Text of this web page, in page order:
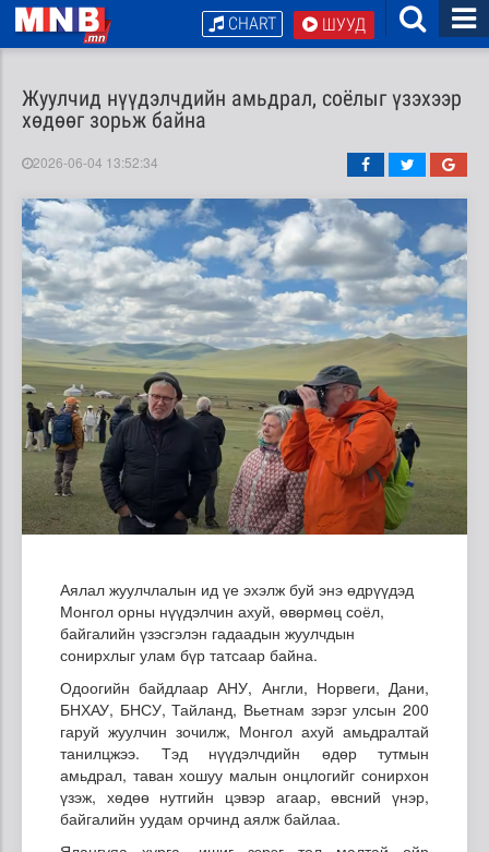
ШУУД
CHART
Жуулчид нүүдэлчдийн амьдрал, соёлыг үзэхээр
хөдөөг зорьж байна
2026-06-04 13:52:34
Аялал жуулчлалын ид үе эхэлж буй энэ өдрүүдэд
Монгол орны нүүдэлчин ахуй, өвөрмөц соёл,
байгалийн үзэсгэлэн гадаадын жуулчдын
сонирхлыг улам бүр татсаар байна.
Одоогийн байдлаар АНУ, Англи, Норвеги, Дани,
БНХАУ, БНСУ, Тайланд, Вьетнам зэрэг улсын 200
гаруй жуулчин зочилж, Монгол ахуй амьдралтай
танилцжээ. Тэд нүүдэлчдийн өдөр тутмын
амьдрал, таван хошуу малын онцлогийг сонирхон
үзэж, хөдөө нутгийн цэвэр агаар, өвсний үнэр,
байгалийн уудам орчинд аялж байлаа.